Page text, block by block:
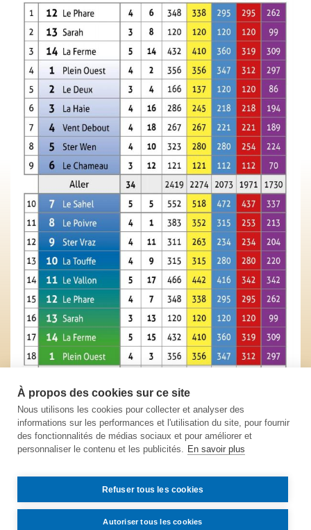
À propos des cookies sur ce site
Nous utilisons les cookies pour collecter et analyser des
informations sur les performances et l'utilisation du site, pour fournir
des fonctionnalités de médias sociaux et pour améliorer et
personnaliser le contenu et les publicités. En savoir plus
Refuser tous les cookies
Autoriser tous les cookies